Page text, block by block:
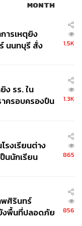
MONTH
ารเหตุยิง
นนทบุรี สั่ง
1.5K
ง รร. ใน
ครอบครองปืน
1.3K
รงเรียนต่าง
นนักเรียน
865
พศิรินทร์
งพื้นที่ปลอดภัย
856